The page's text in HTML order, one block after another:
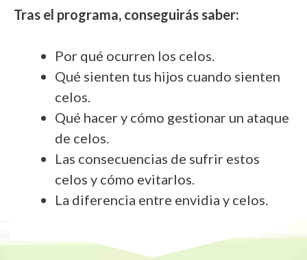
Tras el programa, conseguirás saber:
Por qué ocurren los celos.
Qué sienten tus hijos cuando sienten
celos.
Qué hacer y cómo gestionar un ataque
de celos.
Las consecuencias de sufrir estos
celos y cómo evitarlos.
La diferencia entre envidia y celos.